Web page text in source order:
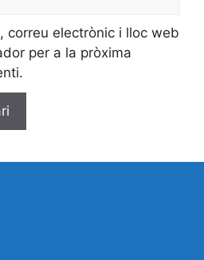
correu electrònic i lloc web
per a la pròxima